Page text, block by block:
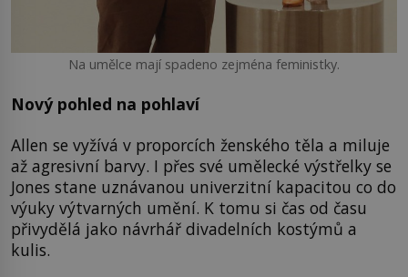
Na umělce mají spadeno zejména feministky.
Nový pohled na pohlaví
Allen se vyžívá v proporcích ženského těla a miluje
až agresivní barvy. I přes své umělecké výstřelky se
Jones stane uznávanou univerzitní kapacitou co do
výuky výtvarných umění. K tomu si čas od času
přivydělá jako návrhář divadelních kostýmů a
kulis.